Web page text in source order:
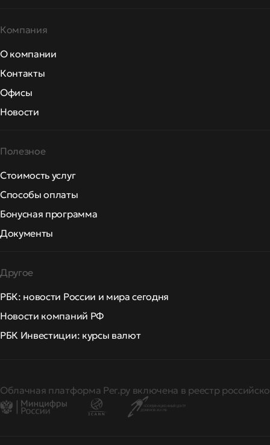
Компания
О компании
Контакты
Офисы
Новости
Полезное
Стоимость услуг
Способы оплаты
Бонусная программа
Документы
Другое
РБК: новости России и мира сегодня
Новости компаний РФ
РБК Инвестиции: курсы валют
Облачная платформа Рег.ру включена в реестр